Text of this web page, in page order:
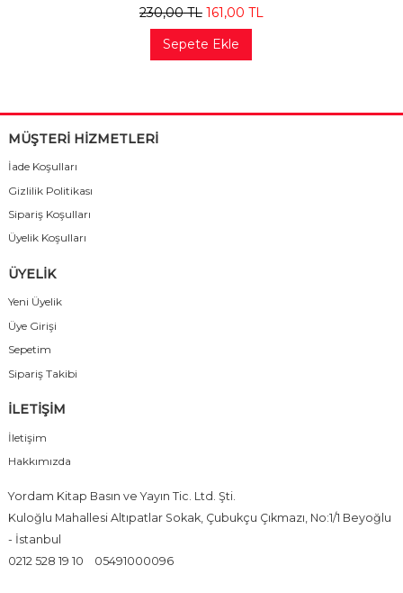
230,00TL 161 ,00 TL
Sepete Ekle
MÜŞTERİ HİZMETLERİ
İade Koşulları
Gizlilik Politikası
Sipariş Koşulları
Üyelik Koşulları
ÜYELİK
Yeni Üyelik
Üye Girişi
Sepetim
Sipariş Takibi
İLETİŞİM
İletişim
Hakkımızda
Yordam Kitap Basın ve Yayın Tic. Ltd. Şti.
Kuloğlu Mahallesi Altıpatlar Sokak, Çubukçu Çıkmazı, No:1/1 Beyoğlu
- İstanbul
0212 528 19 10
05491000096